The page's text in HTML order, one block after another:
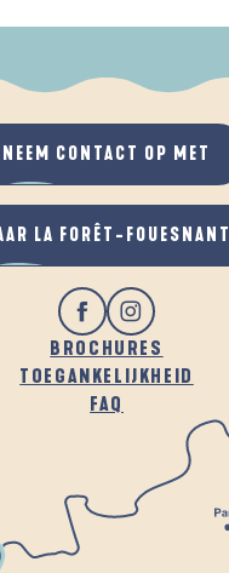
ALS HET REGENT
IN DE FRISSE LUCHT
BROCHURES
TOEGANKELIJKHEID
FAQ
NEEM CONTACT OP MET
LA FORÊT-FOUESNANT